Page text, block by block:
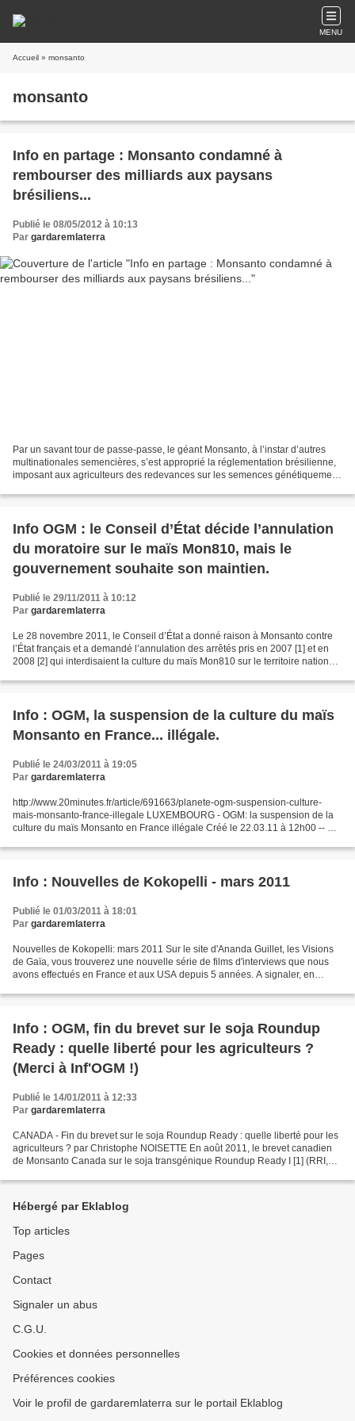
MENU
Accueil » monsanto
monsanto
Info en partage : Monsanto condamné à
rembourser des milliards aux paysans
brésiliens...
Publié le 08/05/2012 à 10:13
Par gardaremlaterra
Par un savant tour de passe-passe, le géant Monsanto, à l’instar d’autres
multinationales semencières, s’est approprié la réglementation brésilienne,
imposant aux agriculteurs des redevances sur les semences génétiquement
Info OGM : le Conseil d’État décide l’annulation
du moratoire sur le maïs Mon810, mais le
gouvernement souhaite son maintien.
Publié le 29/11/2011 à 10:12
Par gardaremlaterra
Le 28 novembre 2011, le Conseil d’État a donné raison à Monsanto contre
l’État français et a demandé l’annulation des arrêtés pris en 2007 [1] et en
2008 [2] qui interdisaient la culture du maïs Mon810 sur le territoire national.
Info : OGM, la suspension de la culture du maïs
Monsanto en France... illégale.
Publié le 24/03/2011 à 19:05
Par gardaremlaterra
http://www.20minutes.fr/article/691663/planete-ogm-suspension-culture-
mais-monsanto-france-illegale LUXEMBOURG - OGM: la suspension de la
culture du maïs Monsanto en France illégale Créé le 22.03.11 à 12h00 -- Mis
Info : Nouvelles de Kokopelli - mars 2011
Publié le 01/03/2011 à 18:01
Par gardaremlaterra
Nouvelles de Kokopelli: mars 2011 Sur le site d'Ananda Guillet, les Visions
de Gaïa, vous trouverez une nouvelle série de films d'interviews que nous
avons effectués en France et aux USA depuis 5 années. A signaler, en
Info : OGM, fin du brevet sur le soja Roundup
Ready : quelle liberté pour les agriculteurs ?
(Merci à Inf'OGM !)
Publié le 14/01/2011 à 12:33
Par gardaremlaterra
CANADA - Fin du brevet sur le soja Roundup Ready : quelle liberté pour les
agriculteurs ? par Christophe NOISETTE En août 2011, le brevet canadien
de Monsanto Canada sur le soja transgénique Roundup Ready I [1] (RRI,
Hébergé par Eklablog
Top articles
Pages
Contact
Signaler un abus
C.G.U.
Cookies et données personnelles
Préférences cookies
Voir le profil de gardaremlaterra sur le portail Eklablog